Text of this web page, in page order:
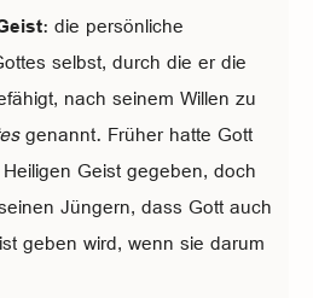
: die persönliche
selbst, durch die er die
nach seinem Willen zu
genannt. Früher hatte Gott
Geist gegeben, doch
Jüngern, dass Gott auch
geben wird, wenn sie darum